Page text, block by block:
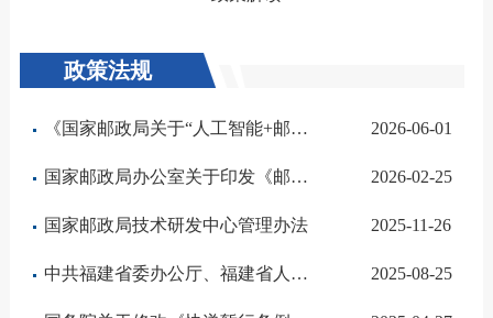
政策法规
《国家邮政局关于“人工智能+邮政快递”的实施意见》 2026-06-01
国家邮政局办公室关于印发《邮政业国家标准和行业标准审查管理规定》的通知 2026-02-25
国家邮政局技术研发中心管理办法 2025-11-26
中共福建省委办公厅、福建省人民政府办公厅印发《关于支持中小微企业健康发展的若干措施》 2025-08-25